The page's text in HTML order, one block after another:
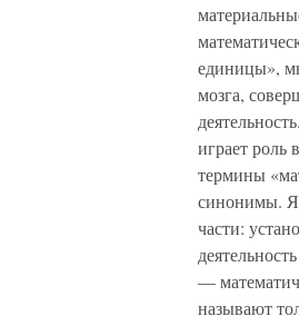
единицы»,
мозга,
играет роль
термины
синонимы.
части:
—
называют